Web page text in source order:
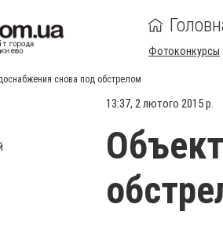
Фотоконкурсы
снова под обстрелом
13:37, 2 лютого 2015 р.